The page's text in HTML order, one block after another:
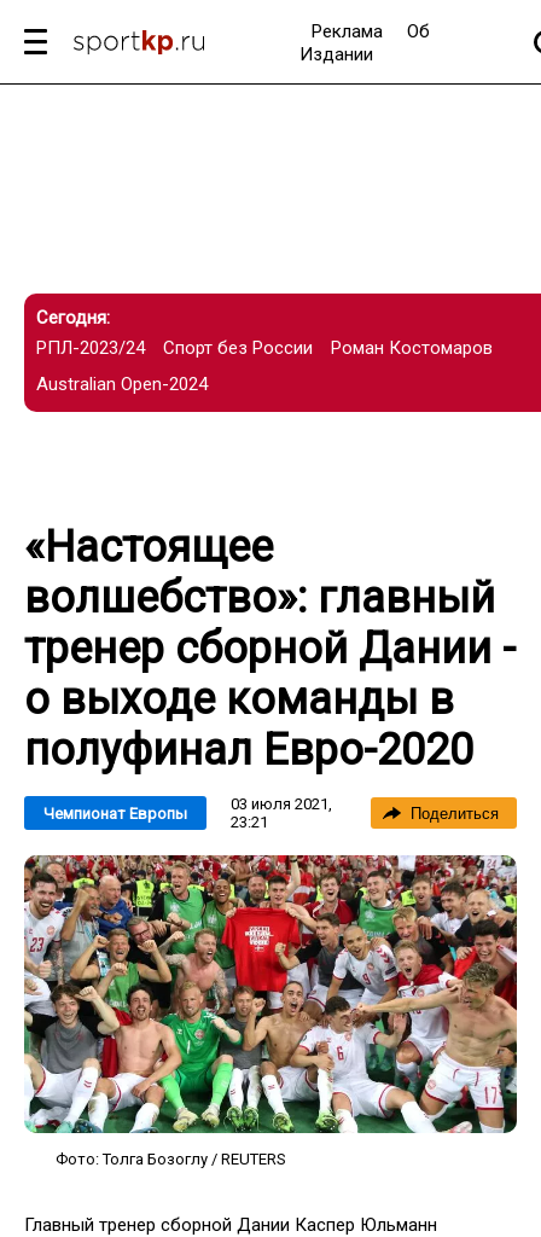
Реклама
Об
Издании
Сегодня:
РПЛ-2023/24
Спорт без России
Роман Костомаров
Australian Open-2024
«Настоящее
волшебство»: главный
тренер сборной Дании -
о выходе команды в
полуфинал Евро-2020
Чемпионат Европы
03 июля 2021,
23:21
Поделиться
Фото: Толга Бозоглу / REUTERS
Главный тренер сборной Дании Каспер Юльманн